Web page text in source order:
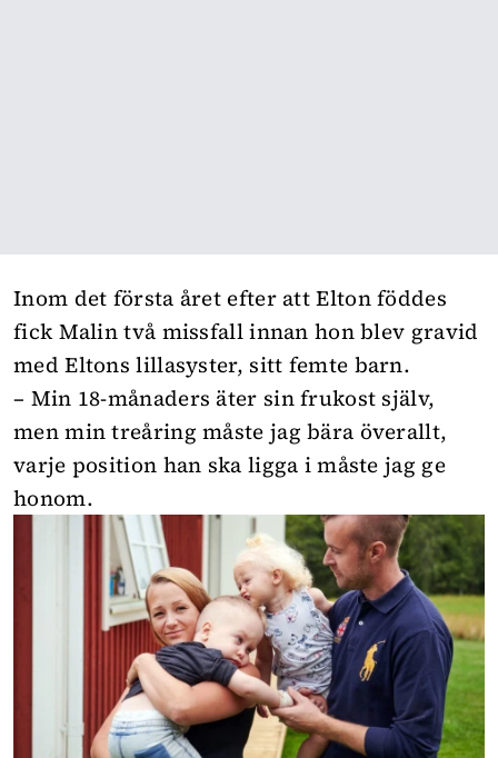
Inom det första året efter att Elton föddes
fick Malin två missfall innan hon blev gravid
med Eltons lillasyster, sitt femte barn.
– Min 18-månaders äter sin frukost själv,
men min treåring måste jag bära överallt,
varje position han ska ligga i måste jag ge
honom.